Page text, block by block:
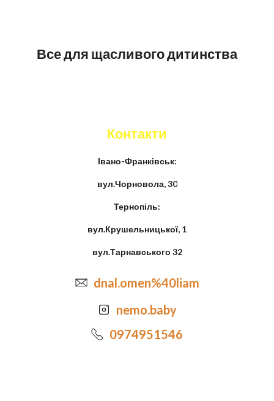
Все для щасливого дитинства
Контакти
Івано-Франківськ:
вул.Чорновола, 30
Тернопіль:
вул.Крушельницької, 1
вул.Тарнавського 32
dnal.omen%40liam
nemo.baby
0974951546